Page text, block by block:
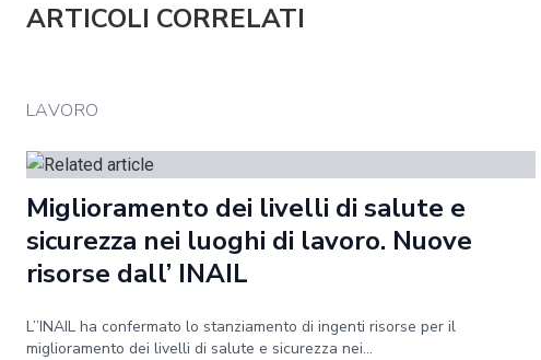
ARTICOLI CORRELATI
LAVORO
Miglioramento dei livelli di salute e
sicurezza nei luoghi di lavoro. Nuove
risorse dall’ INAIL
L’’INAIL ha confermato lo stanziamento di ingenti risorse per il
miglioramento dei livelli di salute e sicurezza nei...